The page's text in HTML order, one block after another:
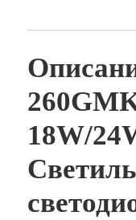
18W/